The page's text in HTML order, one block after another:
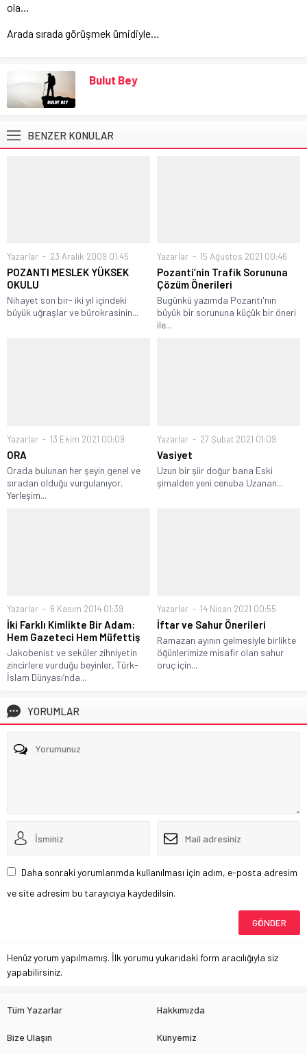
ola…
Arada sırada görüşmek ümidiyle…
Bulut Bey
BENZER KONULAR
Yazarlar 23 Aralık 2009 01:45
POZANTI MESLEK YÜKSEK
OKULU
Nihayet son bir- iki yıl içindeki
büyük uğraşlar ve bürokrasinin...
Yazarlar 15 Ağustos 2021 00:46
Pozanti’nin Trafik Sorununa
Çözüm Önerileri
Bugünkü yazımda Pozantı'nın
büyük bir sorununa küçük bir öneri
ile...
Yazarlar 13 Ekim 2021 00:09
ORA
Orada bulunan her şeyin genel ve
sıradan olduğu vurgulanıyor.
Yerleşim...
Yazarlar 27 Şubat 2021 01:09
Vasiyet
Uzun bir şiir doğur bana Eski
şimalden yeni cenuba Uzanan...
Yazarlar 6 Kasım 2014 01:39
İki Farklı Kimlikte Bir Adam:
Hem Gazeteci Hem Müfettiş
Jakobenist ve seküler zihniyetin
zincirlere vurduğu beyinler, Türk-
İslam Dünyası’nda...
Yazarlar 14 Nisan 2021 00:55
İftar ve Sahur Önerileri
Ramazan ayının gelmesiyle birlikte
öğünlerimize misafir olan sahur
oruç için...
YORUMLAR
Daha sonraki yorumlarımda kullanılması için adım, e-posta adresim
ve site adresim bu tarayıcıya kaydedilsin.
Henüz yorum yapılmamış. İlk yorumu yukarıdaki form aracılığıyla siz
yapabilirsiniz.
Tüm Yazarlar Hakkımızda
Bize Ulaşın Künyemiz